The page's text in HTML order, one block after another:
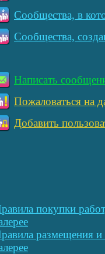
Сообщества, в
Сообщества,
Написать
Пожаловаться на
Добавить
покупки
размещения